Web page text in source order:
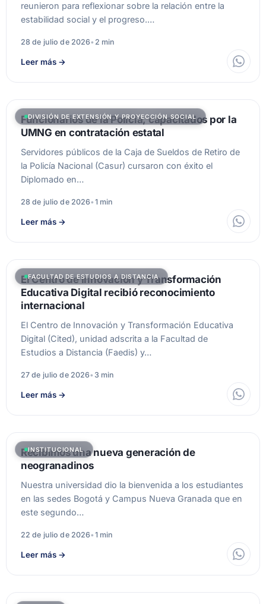
reunieron para reflexionar sobre la relación entre la
estabilidad social y el progreso.…
28 de julio de 2026• 2 min
Leer más →
DIVISIÓN DE EXTENSIÓN Y PROYECCIÓN SOCIAL
Funcionarios de la Policía, capacitados por la
UMNG en contratación estatal
Servidores públicos de la Caja de Sueldos de Retiro de
la Policía Nacional (Casur) cursaron con éxito el
Diplomado en…
28 de julio de 2026• 1 min
Leer más →
FACULTAD DE ESTUDIOS A DISTANCIA
El Centro de Innovación y Transformación
Educativa Digital recibió reconocimiento
internacional
El Centro de Innovación y Transformación Educativa
Digital (Cited), unidad adscrita a la Facultad de
Estudios a Distancia (Faedis) y…
27 de julio de 2026• 3 min
Leer más →
INSTITUCIONAL
Recibimos una nueva generación de
neogranadinos
Nuestra universidad dio la bienvenida a los estudiantes
en las sedes Bogotá y Campus Nueva Granada que en
este segundo…
22 de julio de 2026• 1 min
Leer más →